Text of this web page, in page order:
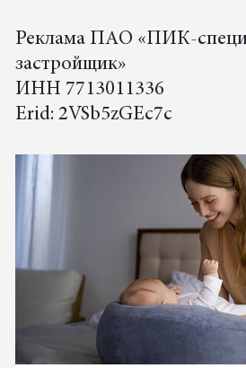
Реклама ПАО «ПИК-
застройщик»
ИНН 7713011336
Erid: 2VSb5zGEc7c